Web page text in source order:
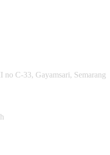
no C-33, Gayamsari, Semarang